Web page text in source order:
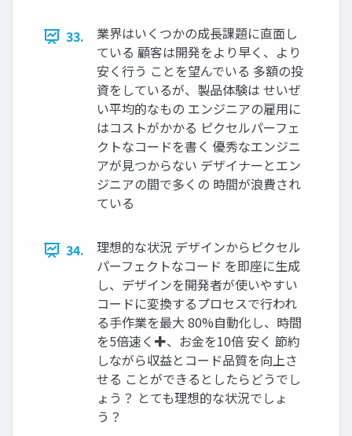
33.
業界はいくつかの成長課題に直面し
ている 顧客は開発をより早く、より
安く行う ことを望んでいる 多額の投
資をしているが、製品体験は せいぜ
い平均的なもの エンジニアの雇用に
はコストがかかる ピクセルパーフェ
クトなコードを書く 優秀なエンジニ
アが見つからない デザイナーとエン
ジニアの間で多くの 時間が浪費され
ている
34.
理想的な状況 デザインからピクセル
パーフェクトなコード を即座に生成
し、デザインを開発者が使いやすい
コードに変換するプロセスで行われ
る手作業を最大 80%⾃動化し、時間
を5倍速く✚、お金を10倍 安く 節約
しながら収益とコード品質を向上さ
せる ことができるとしたらどうでし
ょう？ とても理想的な状況でしょ
う？